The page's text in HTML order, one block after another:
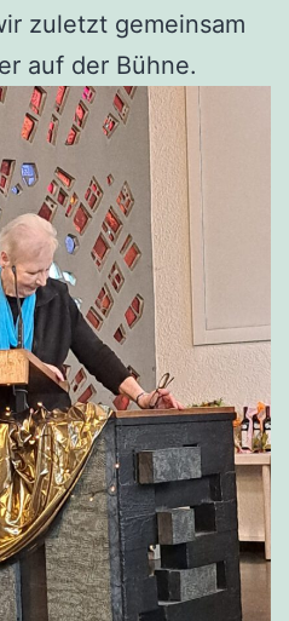
zuletzt gemeinsam
auf der Bühne.